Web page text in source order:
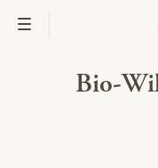
Bio-